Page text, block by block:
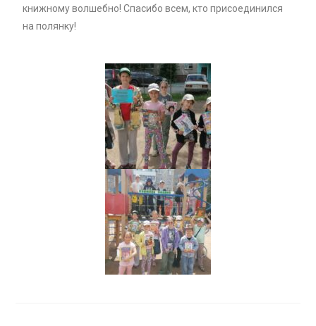
книжному волшебно! Спасибо всем, кто присоединился
на полянку!